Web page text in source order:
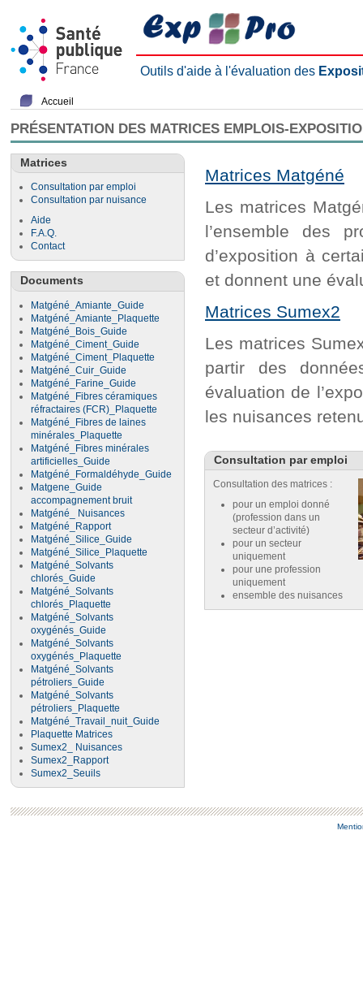
Outils d'aide à l'évaluation des
Accueil
PRÉSENTATION DES MATRICES EMPLOIS-
Matrices
Consultation par emploi
Consultation par nuisance
Aide
F.A.Q.
Contact
Documents
Matgéné_Amiante_Guide
Matgéné_Amiante_Plaquette
Matgéné_Bois_Guide
Matgéné_Ciment_Guide
Matgéné_Ciment_Plaquette
Matgéné_Cuir_Guide
Matgéné_Farine_Guide
Matgéné_Fibres céramiques
réfractaires (FCR)_Plaquette
Matgéné_Fibres de laines
minérales_Plaquette
Matgéné_Fibres minérales
artificielles_Guide
Matgéné_Formaldéhyde_Guide
Matgene_Guide
accompagnement bruit
Matgéné_ Nuisances
Matgéné_Rapport
Matgéné_Silice_Guide
Matgéné_Silice_Plaquette
Matgéné_Solvants
chlorés_Guide
Matgéné_Solvants
chlorés_Plaquette
Matgéné_Solvants
oxygénés_Guide
Matgéné_Solvants
oxygénés_Plaquette
Matgéné_Solvants
pétroliers_Guide
Matgéné_Solvants
pétroliers_Plaquette
Matgéné_Travail_nuit_Guide
Plaquette Matrices
Sumex2_ Nuisances
Sumex2_Rapport
Sumex2_Seuils
Matrices Matgéné
Les matrices
l’ensemble des
d’exposition à
et donnent une
Matrices Sumex2
Les matrices
partir des
évaluation de
les nuisances
Consultation par emploi
Consultation des matrices :
pour un emploi donné
(profession dans un
secteur d’activité)
pour un secteur
uniquement
pour une profession
uniquement
ensemble des nuisances